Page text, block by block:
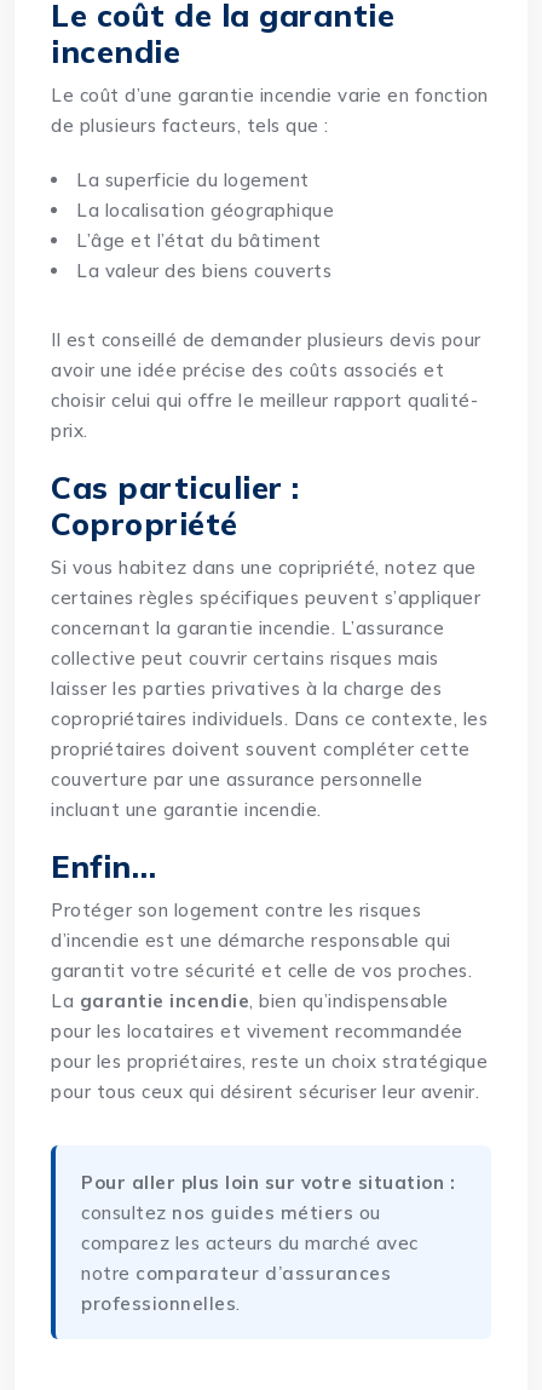
Le coût de la garantie
incendie
Le coût d’une garantie incendie varie en fonction
de plusieurs facteurs, tels que :
La superficie du logement
La localisation géographique
L’âge et l’état du bâtiment
La valeur des biens couverts
Il est conseillé de demander plusieurs devis pour
avoir une idée précise des coûts associés et
choisir celui qui offre le meilleur rapport qualité-
prix.
Cas particulier :
Copropriété
Si vous habitez dans une copripriété, notez que
certaines règles spécifiques peuvent s’appliquer
concernant la garantie incendie. L’assurance
collective peut couvrir certains risques mais
laisser les parties privatives à la charge des
copropriétaires individuels. Dans ce contexte, les
propriétaires doivent souvent compléter cette
couverture par une assurance personnelle
incluant une garantie incendie.
Enfin…
Protéger son logement contre les risques
d’incendie est une démarche responsable qui
garantit votre sécurité et celle de vos proches.
La garantie incendie, bien qu’indispensable
pour les locataires et vivement recommandée
pour les propriétaires, reste un choix stratégique
pour tous ceux qui désirent sécuriser leur avenir.
Pour aller plus loin sur votre situation :
consultez nos guides métiers ou
comparez les acteurs du marché avec
notre comparateur d’assurances
professionnelles.